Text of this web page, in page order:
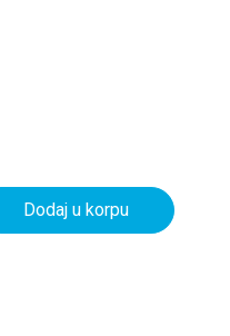
Dodaj u korpu